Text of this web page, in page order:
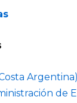
Argentina)
de